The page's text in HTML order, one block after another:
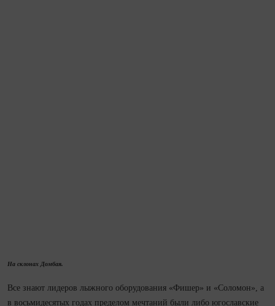
На склонах Домбая.
Все знают лидеров лыжного оборудования «Фишер» и «Соломон», а
в восьмидесятых годах пределом мечтаний были либо югославские